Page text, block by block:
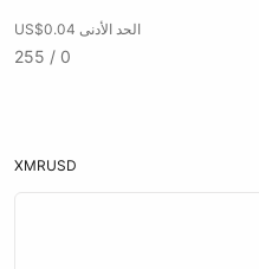
الحد الأدنى US$0.04
0 / 255
USD
XMR